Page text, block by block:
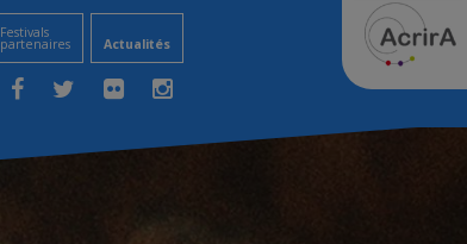
Festivals
partenaires Actualités